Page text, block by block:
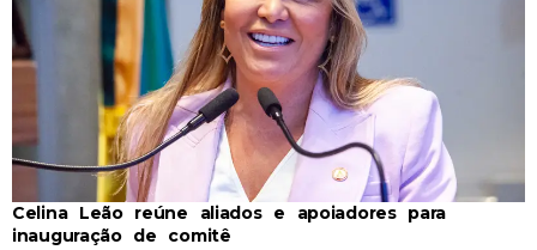
Celina Leão reúne aliados e apoiadores para
inauguração de comitê